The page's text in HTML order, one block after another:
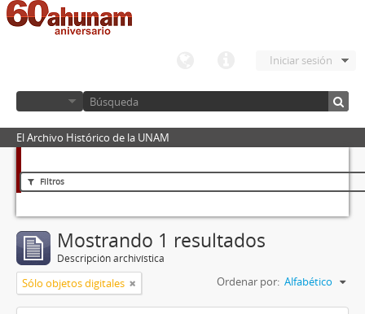
Iniciar sesión
El Archivo Histórico de la UNAM
Filtros
Mostrando 1 resultados
Descripción archivística
Sólo objetos digitales Ordenar por: Alfabético